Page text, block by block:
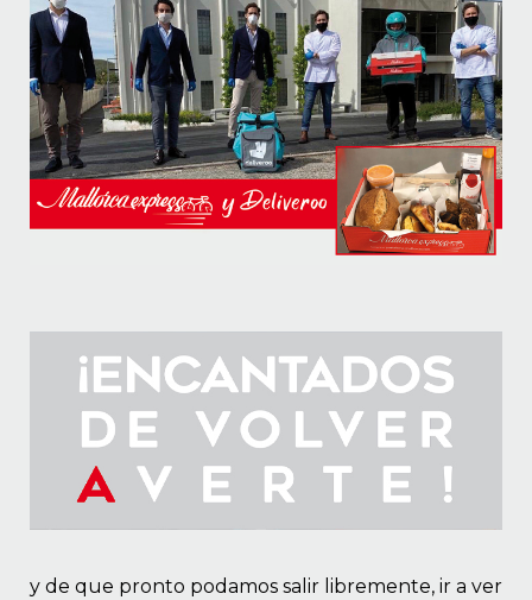
y de que pronto podamos salir libremente, ir a ver